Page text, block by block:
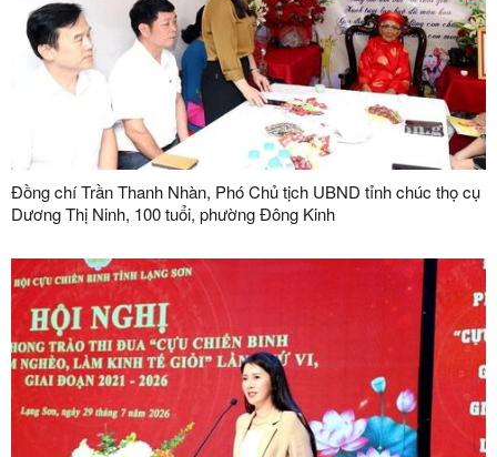
Đồng chí Trần Thanh Nhàn, Phó Chủ tịch UBND tỉnh chúc thọ cụ
Dương Thị Ninh, 100 tuổi, phường Đông Kinh